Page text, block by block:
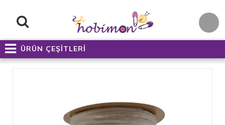
ÜRÜN ÇEŞİTLERİ